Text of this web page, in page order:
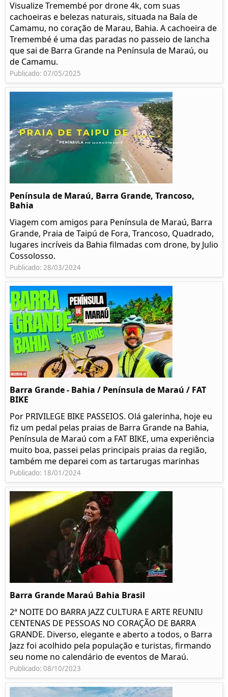
Visualize Tremembé por drone 4k, com suas
cachoeiras e belezas naturais, situada na Baía de
Camamu, no coração de Marau, Bahia. A cachoeira de
Tremembé é uma das paradas no passeio de lancha
que sai de Barra Grande na Península de Maraú, ou
de Camamu.
Publicado: 07/05/2025
Península de Maraú, Barra Grande, Trancoso,
Bahia
Viagem com amigos para Península de Maraú, Barra
Grande, Praia de Taipú de Fora, Trancoso, Quadrado,
lugares incríveis da Bahia filmadas com drone, by Julio
Cossolosso.
Publicado: 28/03/2024
Barra Grande - Bahia / Península de Maraú / FAT
BIKE
Por PRIVILEGE BIKE PASSEIOS. Olá galerinha, hoje eu
fiz um pedal pelas praias de Barra Grande na Bahia,
Península de Maraú com a FAT BIKE, uma experiência
muito boa, passei pelas principais praias da região,
também me deparei com as tartarugas marinhas
Publicado: 18/01/2024
Barra Grande Maraú Bahia Brasil
2ª NOITE DO BARRA JAZZ CULTURA E ARTE REUNIU
CENTENAS DE PESSOAS NO CORAÇÃO DE BARRA
GRANDE. Diverso, elegante e aberto a todos, o Barra
Jazz foi acolhido pela população e turistas, firmando
seu nome no calendário de eventos de Maraú.
Publicado: 08/10/2023